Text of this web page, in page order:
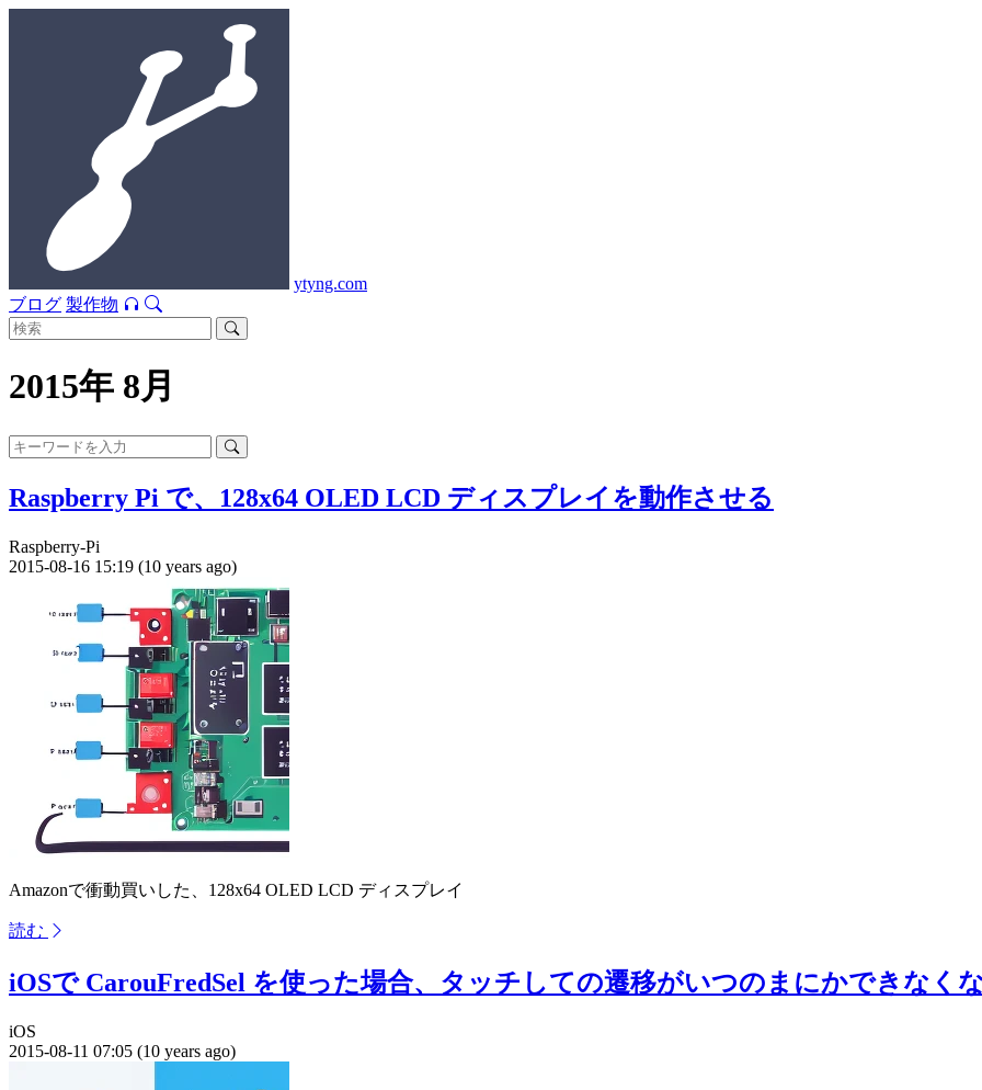
ytyng.com
ブログ 製作物
2015年 8月
Raspberry Pi で、128x64 OLED LCD ディスプレイを動作させる
Raspberry-Pi
2015-08-16 15:19 (10 years ago)
Amazonで衝動買いした、128x64 OLED LCD ディスプレイ
読む
iOSで CarouFredSel を使った場合、タッチしての遷移がいつのまにかできなく
iOS
2015-08-11 07:05 (10 years ago)